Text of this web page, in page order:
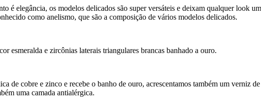
é elegância, os modelos delicados são super versáteis e deixam qualquer look
como anelismo, que são a composição de vários modelos delicados.
esmeralda e zircônias laterais triangulares brancas banhado a ouro.
de cobre e zinco e recebe o banho de ouro, acrescentamos também um verniz
uma camada antialérgica.